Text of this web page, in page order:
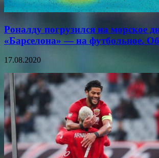
Роналду погрузился на морское
«Барселона» — на футбольное.
17.08.2020